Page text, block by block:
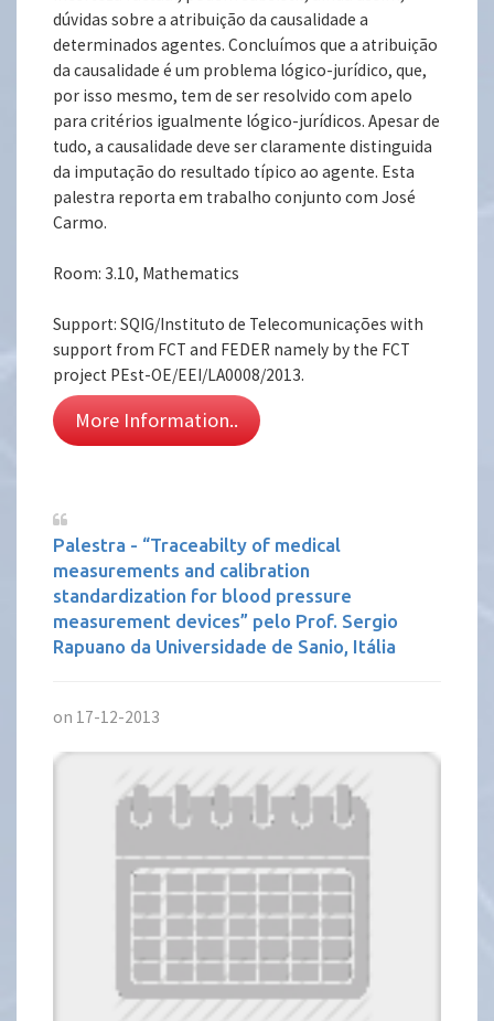
dúvidas sobre a atribuição da causalidade a
determinados agentes. Concluímos que a atribuição
da causalidade é um problema lógico-jurídico, que,
por isso mesmo, tem de ser resolvido com apelo
para critérios igualmente lógico-jurídicos. Apesar de
tudo, a causalidade deve ser claramente distinguida
da imputação do resultado típico ao agente. Esta
palestra reporta em trabalho conjunto com José
Carmo.
Room: 3.10, Mathematics
Support: SQIG/Instituto de Telecomunicações with
support from FCT and FEDER namely by the FCT
project PEst-OE/EEI/LA0008/2013.
More Information..
Palestra - “Traceabilty of medical
measurements and calibration
standardization for blood pressure
measurement devices” pelo Prof. Sergio
Rapuano da Universidade de Sanio, Itália
on 17-12-2013